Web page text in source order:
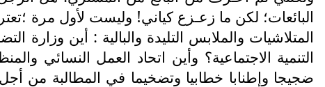
البائعات؛ لكن ما زعـزع كياني! وليست لأول مرة
المتلاشيات والملابس التليدة والبالية : أين
التنمية الاجتماعية؟ وأين اتحاد العمل النسائي
ضجيجا وإطنابا خطابيا وتضخيما في المطالبة من